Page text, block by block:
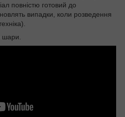
повністю готовий до
випадки, коли розведення
шари.